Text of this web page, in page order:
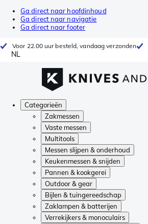
Ga direct naar hoofdinhoud
Ga direct naar navigatie
Ga direct naar footer
Voor 22.00 uur besteld, vandaag verzonden
NL
Categorieën
Zakmessen
Vaste messen
Multitools
Messen slijpen & onderhoud
Keukenmessen & snijden
Pannen & kookgerei
Outdoor & gear
Bijlen & tuingereedschap
Zaklampen & batterijen
Verrekijkers & monoculairs